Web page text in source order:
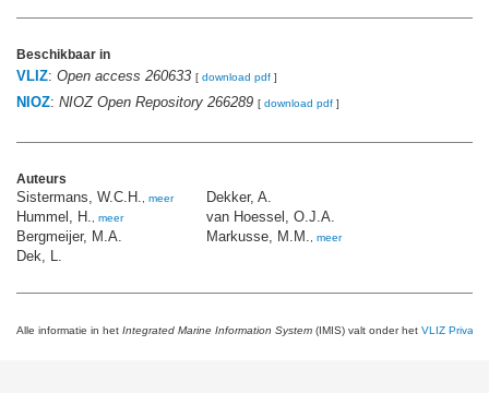
Beschikbaar in
VLIZ: Open access 260633 [ download pdf ]
NIOZ: NIOZ Open Repository 266289 [ download pdf ]
Auteurs
Sistermans, W.C.H. meer
Hummel, H. meer
Bergmeijer, M.A.
Dek, L.
Dekker, A.
van Hoessel, O.J.A.
Markusse, M.M.
meer
Alle informatie in het Integrated Marine Information System (IMIS) valt onder het VLIZ Privacy